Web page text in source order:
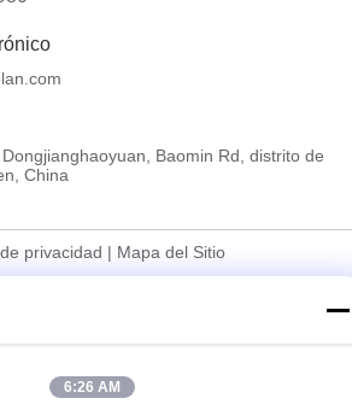
Baomin Rd, distrito de
China
privacidad | Mapa del Sitio
de espectro del RF Proveedor.
2026 Shenzhen Meigaolan Electronic
Todos los derechos reservados.
6:26 AM